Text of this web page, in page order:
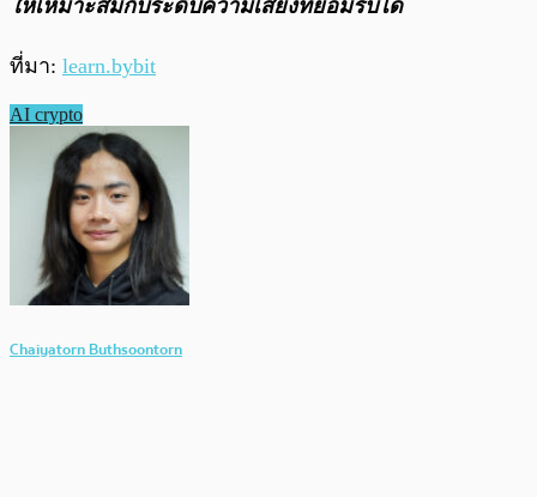
ให้เหมาะสมกับระดับความเสี่ยงที่ยอมรับได้
ที่มา: learn.bybit
AI crypto
Chaiyatorn Buthsoontorn